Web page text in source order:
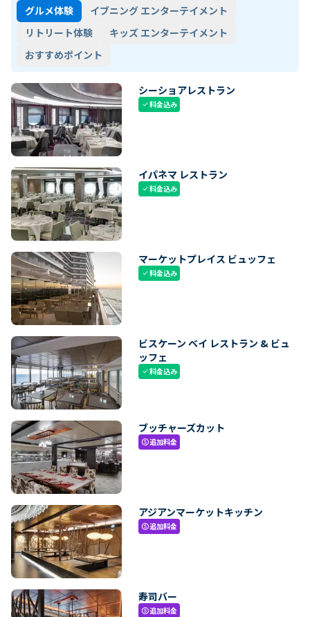
グルメ体験
イブニング エンターテイメント
リトリート体験
キッズ エンターテイメント
おすすめポイント
シーショアレストラン
check料金込み
イパネマ レストラン
check料金込み
マーケットプレイス ビュッフェ
check料金込み
ビスケーン ベイ レストラン & ビュ
ッフェ
check料金込み
ブッチャーズカット
paid追加料金
アジアンマーケットキッチン
paid追加料金
寿司バー
paid追加料金